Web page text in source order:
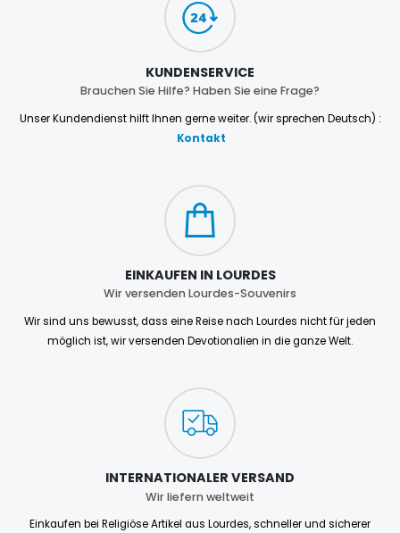
KUNDENSERVICE
Brauchen Sie Hilfe? Haben Sie eine Frage?
Unser Kundendienst hilft Ihnen gerne weiter. (wir sprechen Deutsch) :
Kontakt
EINKAUFEN IN LOURDES
Wir versenden Lourdes-Souvenirs
Wir sind uns bewusst, dass eine Reise nach Lourdes nicht für jeden
möglich ist, wir versenden Devotionalien in die ganze Welt.
INTERNATIONALER VERSAND
Wir liefern weltweit
Einkaufen bei Religiöse Artikel aus Lourdes, schneller und sicherer